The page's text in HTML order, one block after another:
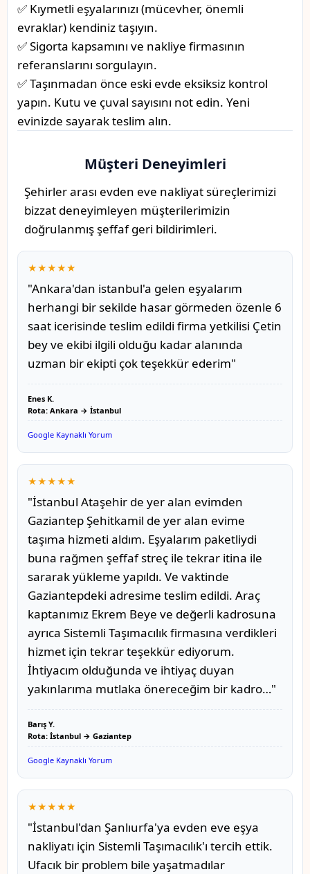
✅ Kıymetli eşyalarınızı (mücevher, önemli
evraklar) kendiniz taşıyın.
✅ Sigorta kapsamını ve nakliye firmasının
referanslarını sorgulayın.
✅ Taşınmadan önce eski evde eksiksiz kontrol
yapın. Kutu ve çuval sayısını not edin. Yeni
evinizde sayarak teslim alın.
Müşteri Deneyimleri
Şehirler arası evden eve nakliyat süreçlerimizi
bizzat deneyimleyen müşterilerimizin
doğrulanmış şeffaf geri bildirimleri.
★★★★★
"Ankara'dan istanbul'a gelen eşyalarım
herhangi bir sekilde hasar görmeden özenle 6
saat icerisinde teslim edildi firma yetkilisi Çetin
bey ve ekibi ilgili olduğu kadar alanında
uzman bir ekipti çok teşekkür ederim"
Enes K.
Rota: Ankara → İstanbul
Google Kaynaklı Yorum
★★★★★
"İstanbul Ataşehir de yer alan evimden
Gaziantep Şehitkamil de yer alan evime
taşıma hizmeti aldım. Eşyalarım paketliydi
buna rağmen şeffaf streç ile tekrar itina ile
sararak yükleme yapıldı. Ve vaktinde
Gaziantepdeki adresime teslim edildi. Araç
kaptanımız Ekrem Beye ve değerli kadrosuna
ayrıca Sistemli Taşımacılık firmasına verdikleri
hizmet için tekrar teşekkür ediyorum.
İhtiyacım olduğunda ve ihtiyaç duyan
yakınlarıma mutlaka önereceğim bir kadro…"
Barış Y.
Rota: İstanbul → Gaziantep
Google Kaynaklı Yorum
★★★★★
"İstanbul'dan Şanlıurfa'ya evden eve eşya
nakliyatı için Sistemli Taşımacılık'ı tercih ettik.
Ufacık bir problem bile yaşatmadılar